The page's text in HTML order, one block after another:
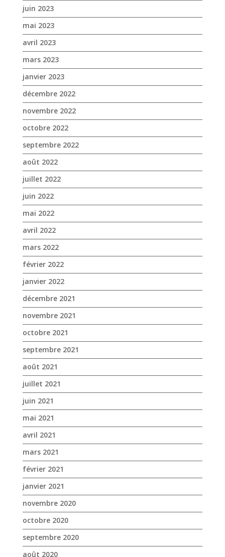
décembre 2022
novembre 2022
octobre 2022
septembre 2022
août 2022
juillet 2022
juin 2022
mai 2022
avril 2022
mars 2022
février 2022
janvier 2022
décembre 2021
novembre 2021
octobre 2021
septembre 2021
août 2021
juillet 2021
juin 2021
mai 2021
avril 2021
mars 2021
février 2021
janvier 2021
novembre 2020
octobre 2020
septembre 2020
août 2020
juillet 2020
juin 2020
mai 2020
avril 2020